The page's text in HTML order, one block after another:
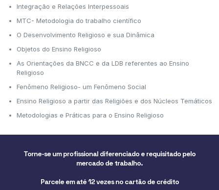
Integração e Relações Interpessoais
MTC- Metodologia do trabalho científico
O Desenvolvimento Religioso e sua Dinâmica
Objetos do Ensino Religioso
As Orientações da BNCC e da LDB referentes ao Ensino
Religioso
Fenômeno Religioso- um Fenômeno Social
Ensino Religioso a partir das Religiões e dos Núcleos Temáticos
Metodologias e Práticas para o Ensino Religioso
Torne-se um profissional diferenciado e requisitado pelo
mercado de trabalho.
Parcele em até 12 vezes no cartão de crédito